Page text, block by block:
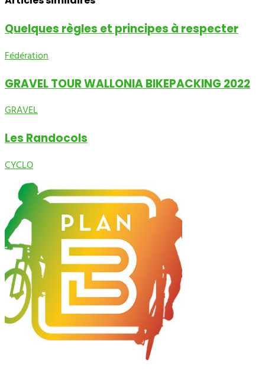
Quelques règles et principes à respecter
Fédération
GRAVEL TOUR WALLONIA BIKEPACKING 2022
GRAVEL
Les Randocols
CYCLO